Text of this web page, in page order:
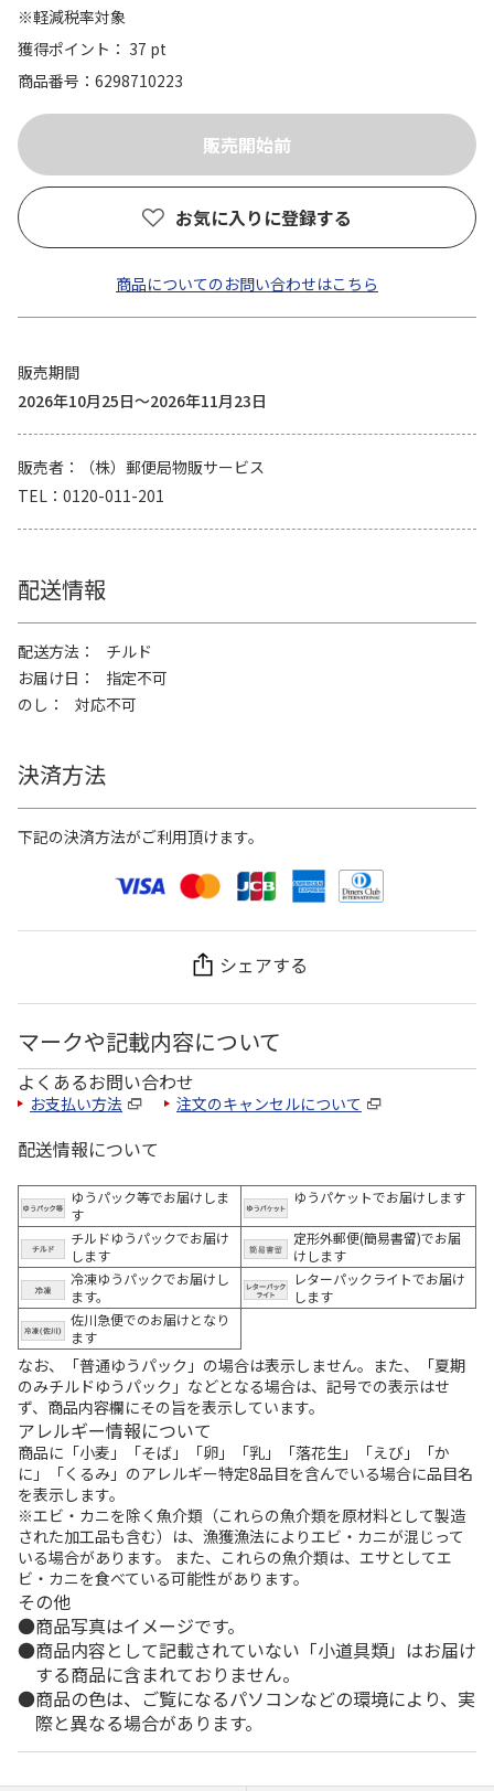
※軽減税率対象
獲得ポイント： 37 pt
商品番号
6298710223
お気に入りに登録する
商品についてのお問い合わせはこちら
販売期間
2026年10月25日～2026年11月23日
販売者
（株）郵便局物販サービス
TEL
0120-011-201
配送情報
配送方法
チルド
お届け日
指定不可
のし
対応不可
決済方法
下記の決済方法がご利用頂けます。
シェアする
マークや記載内容について
よくあるお問い合わせ
お支払い方法 注文のキャンセルについて
配送情報について
ゆうパック等でお届けしま
す
ゆうパケットでお届けします
チルドゆうパックでお届け
します
定形外郵便(簡易書留)でお届
けします
冷凍ゆうパックでお届けし
ます。
レターパックライトでお届け
します
佐川急便でのお届けとなり
ます
なお、「普通ゆうパック」の場合は表示しません。また、「夏期
のみチルドゆうパック」などとなる場合は、記号での表示はせ
ず、商品内容欄にその旨を表示しています。
アレルギー情報について
商品に「小麦」「そば」「卵」「乳」「落花生」「えび」「か
に」「くるみ」のアレルギー特定8品目を含んでいる場合に品目名
を表示します。
※エビ・カニを除く魚介類（これらの魚介類を原材料として製造
された加工品も含む）は、漁獲漁法によりエビ・カニが混じって
いる場合があります。 また、これらの魚介類は、エサとしてエ
ビ・カニを食べている可能性があります。
その他
商品写真はイメージです。
商品内容として記載されていない「小道具類」はお届け
する商品に含まれておりません。
商品の色は、ご覧になるパソコンなどの環境により、実
際と異なる場合があります。